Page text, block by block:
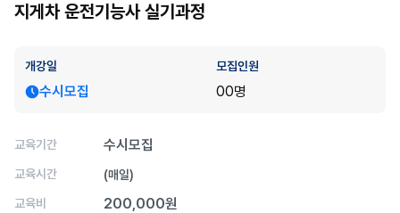
지게차 운전기능사 실기과정
개강일
수시모집
모집인원
00명
교육기간 수시모집
교육시간
(매일)
교육비
200,000원